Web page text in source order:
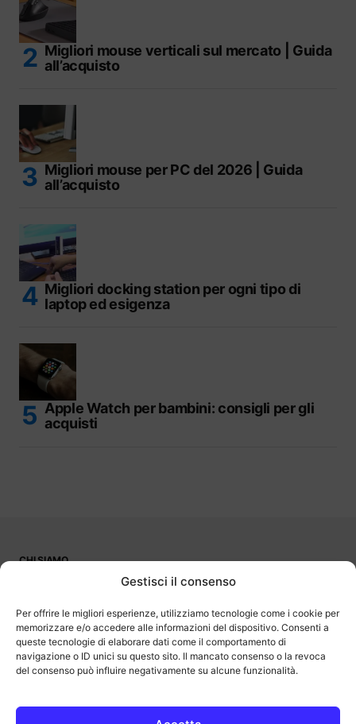
Gestisci il consenso
Per offrire le migliori esperienze, utilizziamo tecnologie come i cookie per
memorizzare e/o accedere alle informazioni del dispositivo. Consenti a
queste tecnologie di elaborare dati come il comportamento di
navigazione o ID unici su questo sito. Il mancato consenso o la revoca
del consenso può influire negativamente su alcune funzionalità.
Migliori mouse verticali sul mercato | Guida
all’acquisto
Migliori mouse per PC del 2026 | Guida
all’acquisto
Migliori docking station per ogni tipo di
laptop ed esigenza
Apple Watch per bambini: consigli per gli
acquisti
CHI SIAMO
OutOfBit
programma di affiliazione che consente ai siti di percepire una
commissione pubblicitaria pubblicizzando e fornendo link al sito